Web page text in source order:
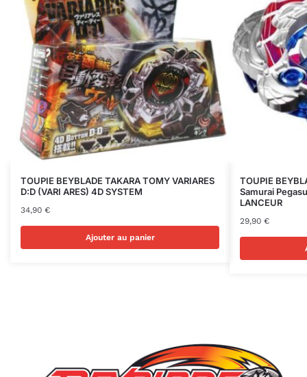
TOUPIE BEYBLADE TAKARA TOMY VARIARES
D:D (VARI ARES) 4D SYSTEM
34,90 €
Ajouter au panier
TOUPIE
Samurai
LANCEUR
29,90 €